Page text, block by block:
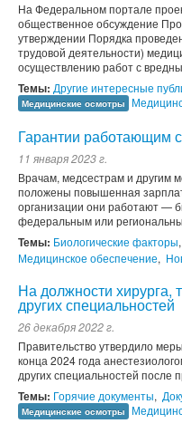
На Федеральном портале
общественное обсуждение
утверждении Порядка
трудовой деятельности)
осуществлению работ с
Темы: Другие интересные
Медицинские осмотры
Гарантии работающим
11 января 2023 г.
Врачам, медсестрам и другим
положены повышенная
организации они работают —
федеральным или
Темы: Биологические факторы,
Медицинское обеспечение,
На должности хирурга,
других специальностей
26 декабря 2022 г.
Правительство утвердило
конца 2024 года
других специальностей после
Темы: Горячие документы,
Медицинские осмотры